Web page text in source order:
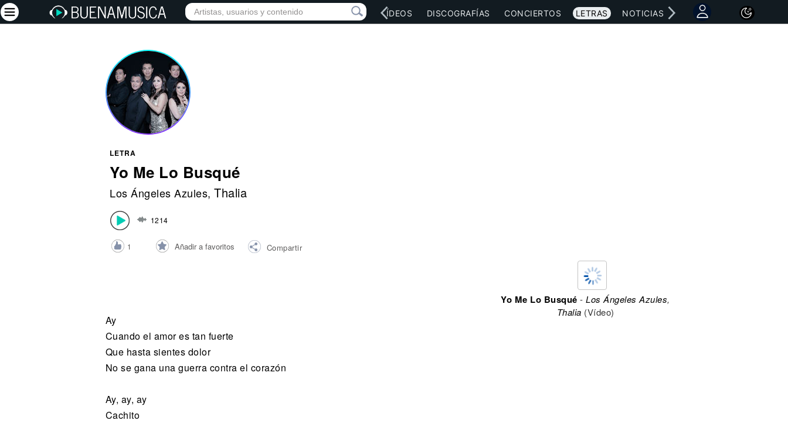
INICIO ARTISTAS RED SOCIAL MÚSICA VÍDEOS DISCOGRAFÍAS CONCIERTOS LETRAS NOTICIAS
LETRA
Yo Me Lo Busqué
Los Ángeles Azules, Thalia
1214
1 Añadir a favoritos Compartir
Ay
Cuando el amor es tan fuerte
Que hasta sientes dolor
No se gana una guerra contra el corazón
Ay, ay, ay
Cachito
Yo Me Lo Busqué -Los Ángeles Azules,
Thalia (Vídeo)